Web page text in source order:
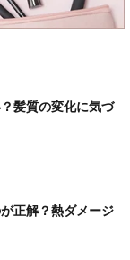
髪質の変化に気づ
正解？熱ダメージ